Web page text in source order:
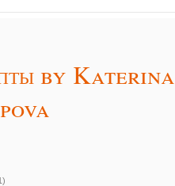
by Katerina